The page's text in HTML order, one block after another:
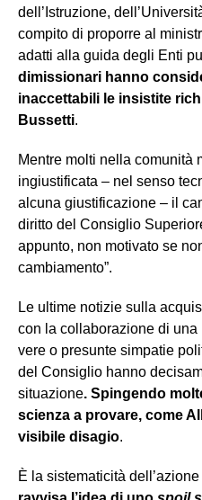
dell’Istruzione,
compito di proporre al
adatti alla guida degli Enti
dimissionari hanno
inaccettabili le insistite
Bussetti.
Mentre molti nella comunità
ingiustificata – nel senso
alcuna giustificazione – il
diritto del Consiglio
appunto, non motivato se
cambiamento”.
Le ultime notizie sulla
con la collaborazione di
vere o presunte simpatie
del Consiglio hanno
situazione. Spingendo
scienza a provare, come
visibile disagio.
È la sistematicità